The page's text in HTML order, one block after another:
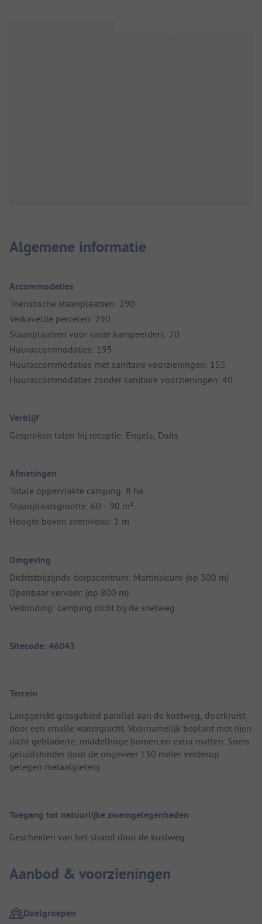
Algemene informatie
Accommodaties
Toeristische staanplaatsen: 290
Verkavelde percelen: 290
Staanplaatsen voor vaste kampeerders: 20
Huuraccommodaties: 195
Huuraccommodaties met sanitaire voorzieningen: 155
Huuraccommodaties zonder sanitaire voorzieningen: 40
Verblijf
Gesproken talen bij receptie: Engels, Duits
Afmetingen
Totale oppervlakte camping: 8 ha
Staanplaatsgrootte: 60 - 90 m²
Hoogte boven zeeniveau: 1 m
Omgeving
Dichtstbijzijnde dorpscentrum: Martinsicuro (op 500 m)
Openbaar vervoer: (op 800 m)
Verbinding: camping dicht bij de snelweg
Sitecode: 46043
Terrein
Langgerekt grasgebied parallel aan de kustweg, doorkruist
door een smalle watergracht. Voornamelijk beplant met rijen
dicht gebladerte, middelhoge bomen en extra matten. Soms
geluidshinder door de ongeveer 150 meter verderop
gelegen metaalgieterij.
Toegang tot natuurlijke zwemgelegenheden
Gescheiden van het strand door de kustweg.
Aanbod & voorzieningen
Doelgroepen